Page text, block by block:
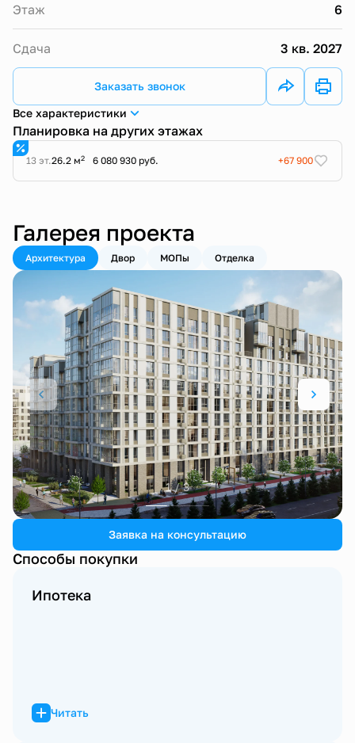
Этаж 6
Сдача 3 кв. 2027
Заказать звонок
Все характеристики
Планировка на других этажах
13 эт.26.2 м2 6 080 930 руб. +67 900
Галерея проекта
Архитектура Двор МОПы Отделка
1 / 3
Заявка на консультацию
Способы покупки
Ипотека
Читать